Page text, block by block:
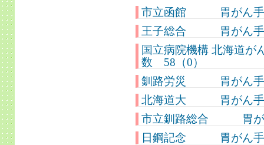
市立函館 胃がん手
王子総合 胃がん手
国立病院機構 北海
数 58（0）
釧路労災 胃がん手
北海道大 胃がん手
市立釧路総合 胃が
日鋼記念 胃がん手